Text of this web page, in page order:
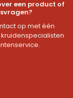
een product of
op met één